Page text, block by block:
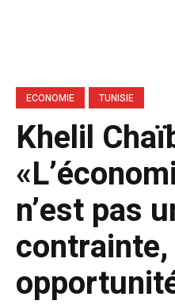
ECONOMIE TUNISIE
Khelil
n’est pas